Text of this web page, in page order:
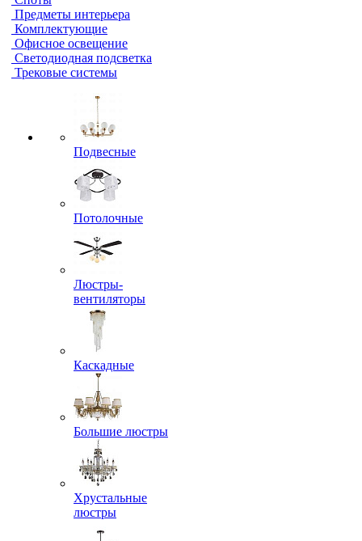
Предметы интерьера
Комплектующие
Офисное освещение
Светодиодная подсветка
Трековые системы
Подвесные
Потолочные
Люстры-
вентиляторы
Каскадные
Большие люстры
Хрустальные
люстры